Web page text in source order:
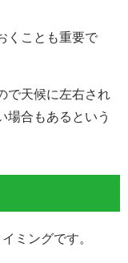
くことも重要で
で天候に左右され
場合もあるという
ミングです。